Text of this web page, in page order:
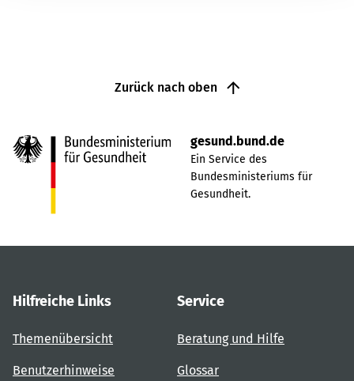
Zurück nach oben
gesund.bund.de
Ein Service des
Bundesministeriums für
Gesundheit.
Hilfreiche Links
Themenübersicht
Benutzerhinweise
Service
Beratung und Hilfe
Glossar